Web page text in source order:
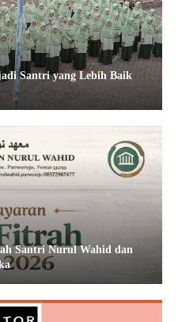
Santri yang Lebih Baik
Santri Nurul Wahid dan